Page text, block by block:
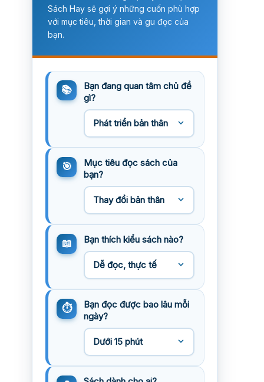
Sách Hay sẽ gợi ý những cuốn phù hợp
với mục tiêu, thời gian và gu đọc của
bạn.
Bạn đang quan tâm chủ đề
gì?
Mục tiêu đọc sách của
bạn?
Bạn thích kiểu sách nào?
Bạn đọc được bao lâu mỗi
ngày?